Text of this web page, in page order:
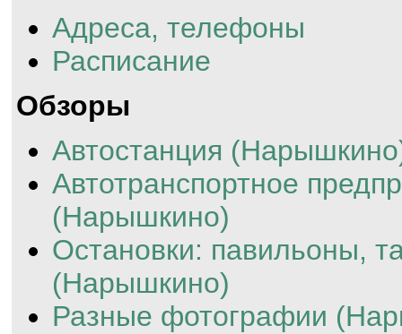
Адреса, телефоны
Расписание
Обзоры
Автостанция
Автотранспортное
(Нарышкино)
Остановки: павильоны,
(Нарышкино)
Разные фотографии